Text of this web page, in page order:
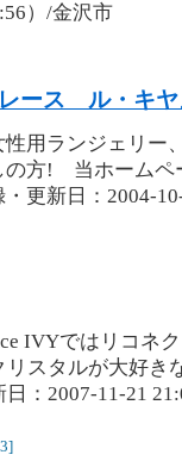
）/金沢市
ース ル・キヤ
性用ランジェリー
の方! 当ホームペ
・更新日：2004-
IVYではリコネ
スタルが大好き
：2007-11-21